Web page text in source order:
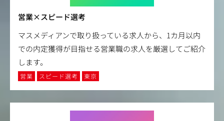
営業×スピード選考
マスメディアンで取り扱っている求人から、1カ月以内
での内定獲得が目指せる営業職の求人を厳選してご紹介
します。
営業 スピード選考 東京